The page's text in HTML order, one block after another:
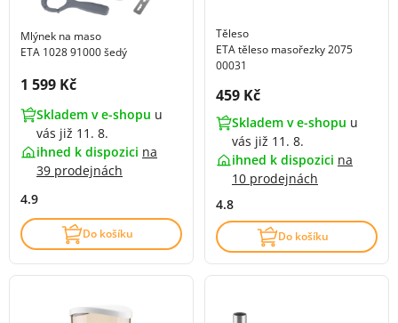
Mlýnek na maso
ETA 1028 91000 šedý
Cena s DPH:
1 599 Kč
Skladem v e-shopu u
vás již 11. 8.
ihned k dispozici na
39 prodejnách
4.9
Do košíku
Těleso
ETA těleso masořezky 2075
00031
Cena s DPH:
459 Kč
Skladem v e-shopu u
vás již 11. 8.
ihned k dispozici na
10 prodejnách
4.8
Do košíku